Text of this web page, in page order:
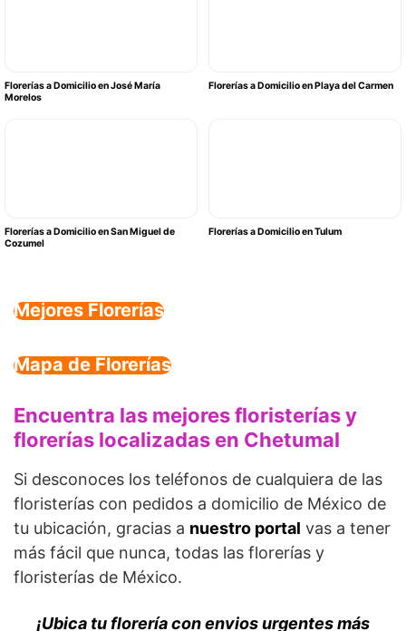
Florerías a Domicilio en José María
Morelos
Florerías a Domicilio en Playa del Carmen
Florerías a Domicilio en San Miguel de
Cozumel
Florerías a Domicilio en Tulum
Mejores Florerías
Mapa de Florerías
Encuentra las mejores floristerías y
florerías localizadas en Chetumal
Si desconoces los teléfonos de cualquiera de las
floristerías con pedidos a domicilio de México de
tu ubicación, gracias a nuestro portal vas a tener
más fácil que nunca, todas las florerías y
floristerías de México.
¡Ubica tu florería con envios urgentes más